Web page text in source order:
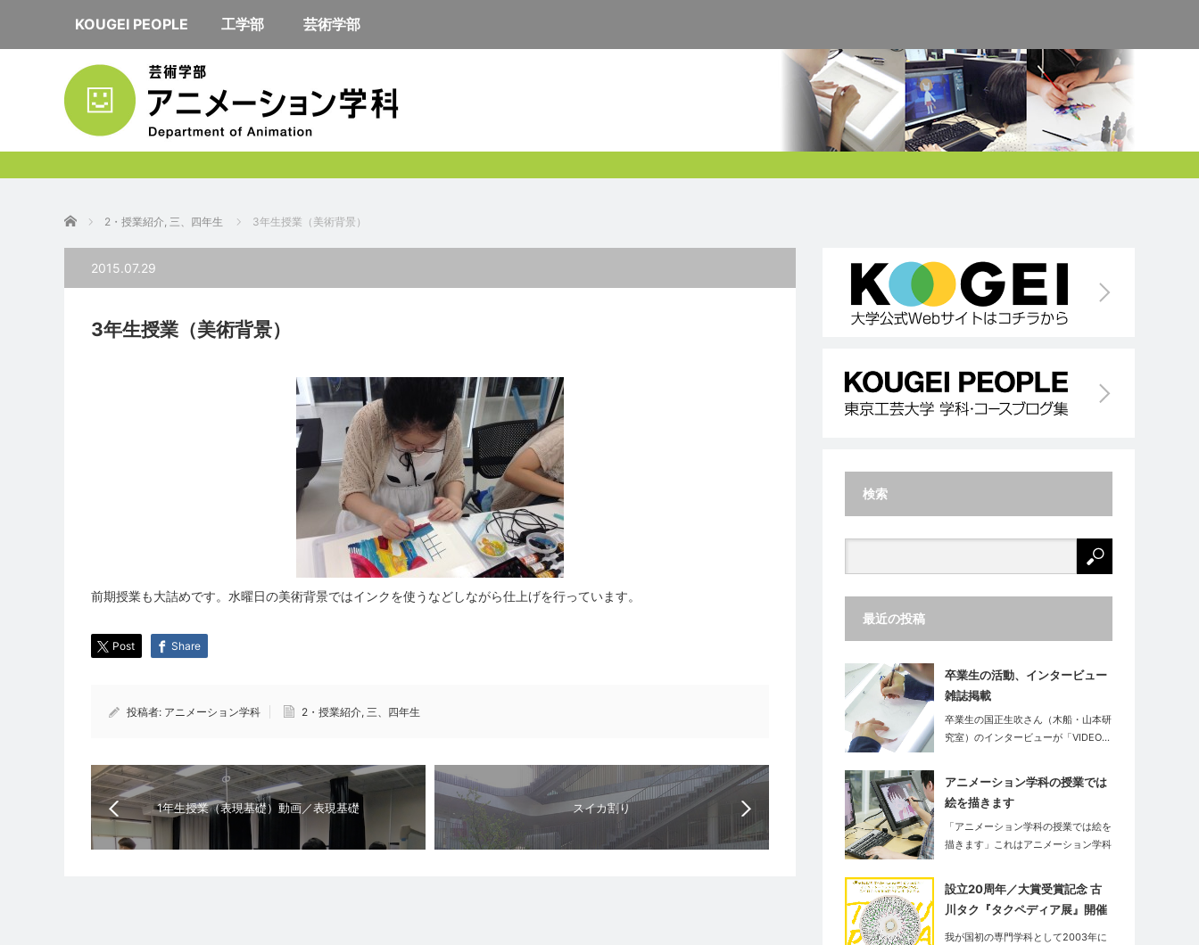
KOUGEI PEOPLE 工学部 芸術学部
ホーム 2・授業紹介, 三、四年生 3年生授業（美術背景）
2015.07.29
3年生授業（美術背景）
前期授業も大詰めです。水曜日の美術背景ではインクを使うなどしながら仕上げを行っています。
Post Share
投稿者: アニメーション学科 2・授業紹介, 三、四年生
1年生授業（表現基礎）動画／表現基礎 スイカ割り
検索
最近の投稿
卒業生の活動、インタービュー
雑誌掲載
卒業生の国正生吹さん（木船・山本研
究室）のインタービューが「VIDEO…
アニメーション学科の授業では
絵を描きます
「アニメーション学科の授業では絵を
描きます」これはアニメーション学科
設立20周年／大賞受賞記念 古
川タク『タクペディア展』開催
中
我が国初の専門学科として2003年に